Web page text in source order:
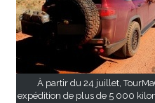
À partir du 24 juillet,
expédition de plus de 5 000